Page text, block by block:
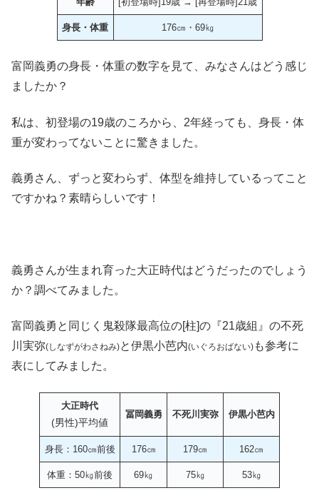
身長・体重 176㎝・69㎏
富岡義勇の身長・体重の数字を見て、みなさんはどう感じ
ましたか？
私は、初登場の19歳のころから、2年経っても、身長・体
重が変わってないことに驚きました。
義勇さん、ずっと変わらず、体型を維持しているってこと
ですかね？素晴らしいです！
義勇さんが生まれ育った大正時代はどうだったのでしょう
か？調べてみました。
富岡義勇と同じく鬼殺隊最高位の[柱]の『21歳組』の不死
川実弥(しなずがわさねみ)と伊黒小芭内(いぐろおばない) も参考に
表にしてみました。
大正時代
(男性)平均値
冨岡義勇 不死川実弥 伊黒小芭内
身長：160㎝前後 176㎝ 179㎝ 162㎝
体重：50㎏前後 69㎏ 75㎏ 53㎏